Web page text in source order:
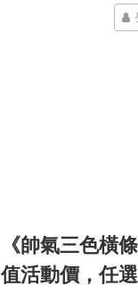
《帥氣三色橫
值活動價，任